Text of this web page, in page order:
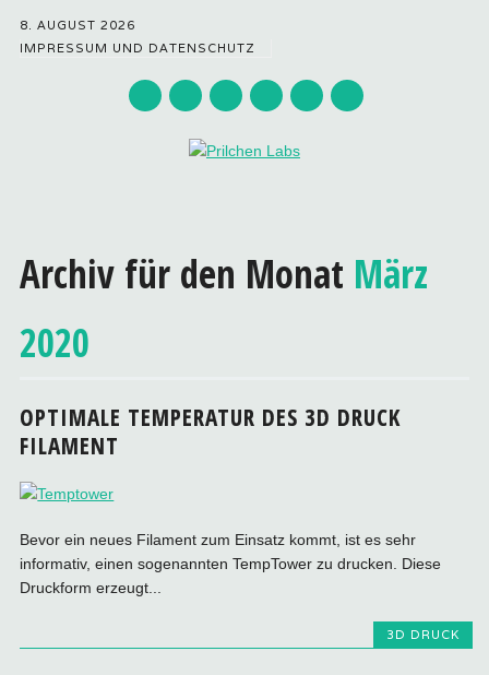
8. AUGUST 2026
IMPRESSUM UND DATENSCHUTZ
springen
Archiv für den Monat März
2020
OPTIMALE TEMPERATUR DES 3D DRUCK
FILAMENT
Bevor ein neues Filament zum Einsatz kommt, ist es sehr
informativ, einen sogenannten TempTower zu drucken. Diese
Druckform erzeugt...
3D DRUCK